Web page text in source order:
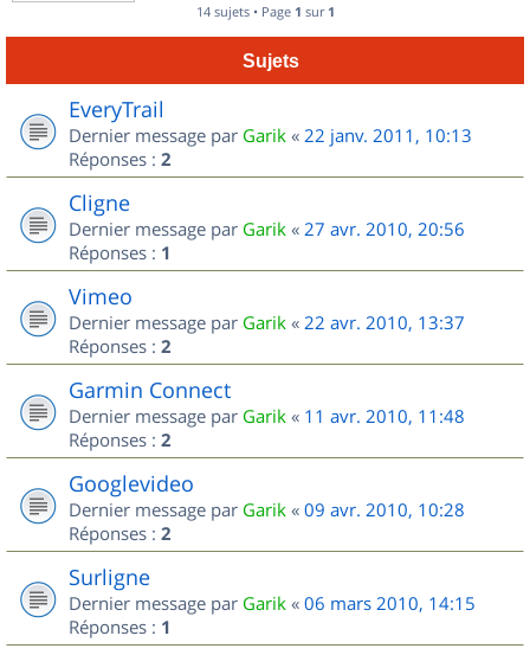
14 sujets • Page 1 sur 1
Sujets
EveryTrail
Dernier message par Garik « 22 janv. 2011, 10:13
Réponses : 2
Cligne
Dernier message par Garik « 27 avr. 2010, 20:56
Réponses : 1
Vimeo
Dernier message par Garik « 22 avr. 2010, 13:37
Réponses : 2
Garmin Connect
Dernier message par Garik « 11 avr. 2010, 11:48
Réponses : 2
Googlevideo
Dernier message par Garik « 09 avr. 2010, 10:28
Réponses : 2
Surligne
Dernier message par Garik « 06 mars 2010, 14:15
Réponses : 1